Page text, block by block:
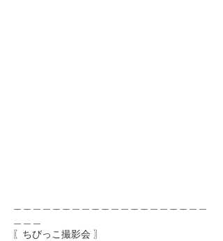
〖ちびっこ撮影会 〗